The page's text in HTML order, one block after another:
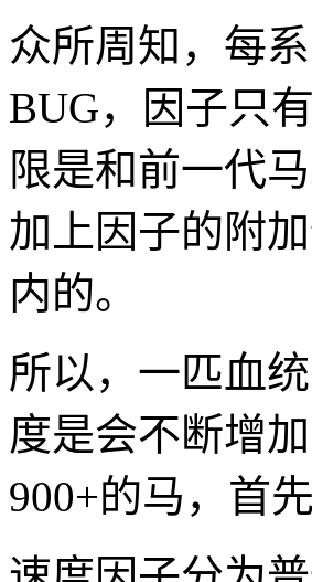
众所周知，每
BUG，因子只
限是和前一代
加上因子的附
内的。
所以，一匹血
度是会不断增
900+的马，首